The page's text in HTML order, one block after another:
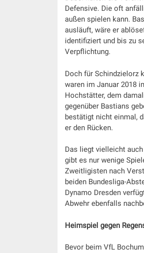
Defensive. Die oft
außen spielen kann.
ausläuft, wäre er
identifiziert und bis zu
Verpflichtung.
Doch für Schindzielorz
waren im Januar 2018
Hochstätter, dem
gegenüber Bastians
bestätigt nicht einmal,
er den Rücken.
Das liegt vielleicht
gibt es nur wenige
Zweitligisten nach
beiden Bundesliga-
Dynamo Dresden
Abwehr ebenfalls
Heimspiel gegen
Bevor beim VfL